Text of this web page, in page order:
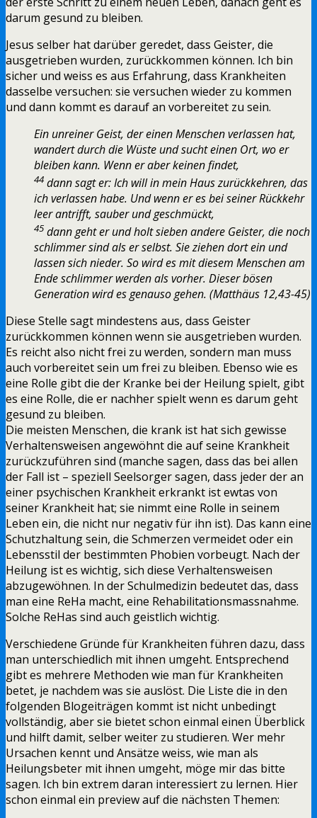
darum gesund zu bleiben.
Jesus selber hat darüber geredet, dass Geister, die
ausgetrieben wurden, zurückkommen können. Ich bin
sicher und weiss es aus Erfahrung, dass Krankheiten
dasselbe versuchen: sie versuchen wieder zu kommen
und dann kommt es darauf an vorbereitet zu sein.
Ein unreiner Geist, der einen Menschen verlassen hat,
wandert durch die Wüste und sucht einen Ort, wo er
bleiben kann. Wenn er aber keinen findet,
44 dann sagt er: Ich will in mein Haus zurückkehren, das
ich verlassen habe. Und wenn er es bei seiner Rückkehr
leer antrifft, sauber und geschmückt,
45 dann geht er und holt sieben andere Geister, die noch
schlimmer sind als er selbst. Sie ziehen dort ein und
lassen sich nieder. So wird es mit diesem Menschen am
Ende schlimmer werden als vorher. Dieser bösen
Generation wird es genauso gehen. (Matthäus 12,43-45)
Diese Stelle sagt mindestens aus, dass Geister
zurückkommen können wenn sie ausgetrieben wurden.
Es reicht also nicht frei zu werden, sondern man muss
auch vorbereitet sein um frei zu bleiben. Ebenso wie es
eine Rolle gibt die der Kranke bei der Heilung spielt, gibt
es eine Rolle, die er nachher spielt wenn es darum geht
gesund zu bleiben.
Die meisten Menschen, die krank ist hat sich gewisse
Verhaltensweisen angewöhnt die auf seine Krankheit
zurückzuführen sind (manche sagen, dass das bei allen
der Fall ist – speziell Seelsorger sagen, dass jeder der an
einer psychischen Krankheit erkrankt ist ewtas von
seiner Krankheit hat; sie nimmt eine Rolle in seinem
Leben ein, die nicht nur negativ für ihn ist). Das kann eine
Schutzhaltung sein, die Schmerzen vermeidet oder ein
Lebensstil der bestimmten Phobien vorbeugt. Nach der
Heilung ist es wichtig, sich diese Verhaltensweisen
abzugewöhnen. In der Schulmedizin bedeutet das, dass
man eine ReHa macht, eine Rehabilitationsmassnahme.
Solche ReHas sind auch geistlich wichtig.
Verschiedene Gründe für Krankheiten führen dazu, dass
man unterschiedlich mit ihnen umgeht. Entsprechend
gibt es mehrere Methoden wie man für Krankheiten
betet, je nachdem was sie auslöst. Die Liste die in den
folgenden Blogeiträgen kommt ist nicht unbedingt
vollständig, aber sie bietet schon einmal einen Überblick
und hilft damit, selber weiter zu studieren. Wer mehr
Ursachen kennt und Ansätze weiss, wie man als
Heilungsbeter mit ihnen umgeht, möge mir das bitte
sagen. Ich bin extrem daran interessiert zu lernen. Hier
schon einmal ein preview auf die nächsten Themen: